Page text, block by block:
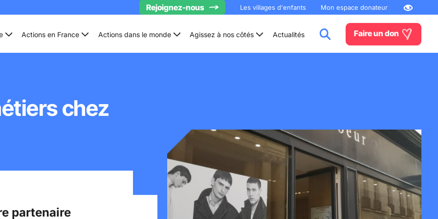
Rejoignez-nous Les villages d'enfants Mon espace donateur
Actions en France Actions dans le monde Agissez à nos côtés Actualités Faire un don
chez
partenaire